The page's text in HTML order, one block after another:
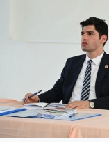
Tarihçe
Resmi İlanlar
Söyleşi